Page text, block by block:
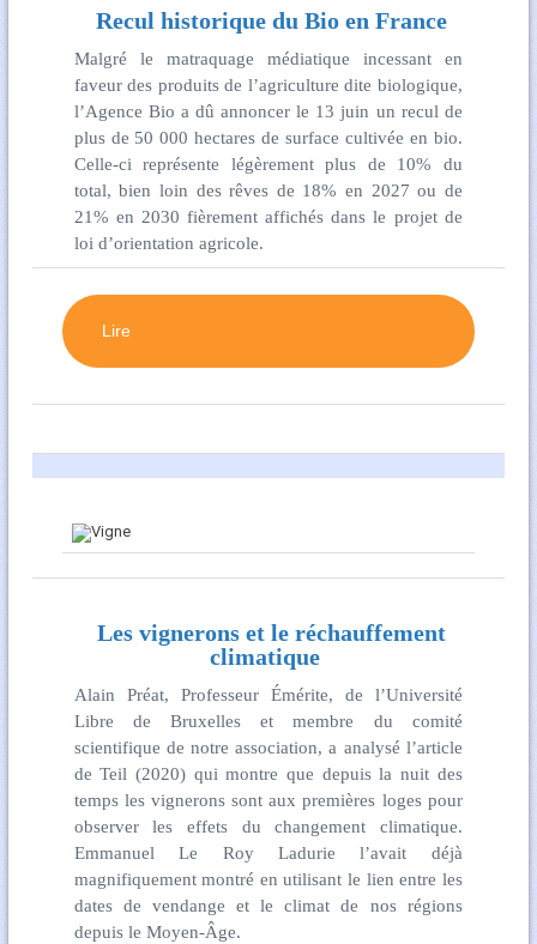
Recul historique du Bio en France
Malgré le matraquage médiatique incessant en
faveur des produits de l’agriculture dite biologique,
l’Agence Bio a dû annoncer le 13 juin un recul de
plus de 50 000 hectares de surface cultivée en bio.
Celle-ci représente légèrement plus de 10% du
total, bien loin des rêves de 18% en 2027 ou de
21% en 2030 fièrement affichés dans le projet de
loi d’orientation agricole.
Lire
Les vignerons et le réchauffement
climatique
Alain Préat, Professeur Émérite, de l’Université
Libre de Bruxelles et membre du comité
scientifique de notre association, a analysé l’article
de Teil (2020) qui montre que depuis la nuit des
temps les vignerons sont aux premières loges pour
observer les effets du changement climatique.
Emmanuel Le Roy Ladurie l’avait déjà
magnifiquement montré en utilisant le lien entre les
dates de vendange et le climat de nos régions
depuis le Moyen-Âge.